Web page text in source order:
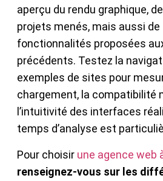
aperçu du rendu graphique,
projets menés, mais aussi
fonctionnalités proposées
précédents. Testez la
exemples de sites pour
chargement, la compatibilité
l’intuitivité des interfaces
temps d’analyse est
Pour choisir une agence web
renseignez-vous sur les